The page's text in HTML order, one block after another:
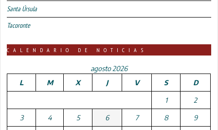
Santa Úrsula
Tacoronte
CALENDARIO DE NOTICIAS
agosto 2026
L
M X J V S D
1 2
3 4 5 6 7 8 9